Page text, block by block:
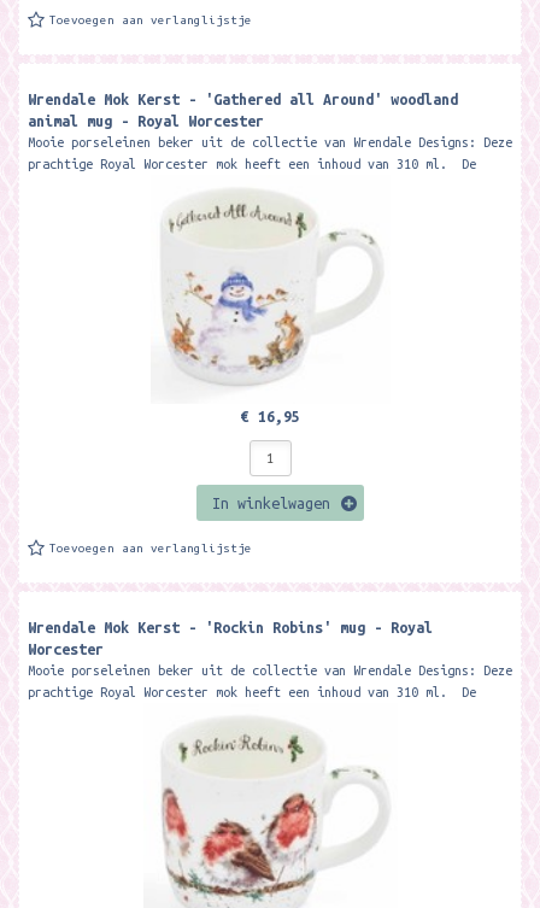
Toevoegen aan verlanglijstje
Wrendale Mok Kerst - 'Gathered all Around' woodland
animal mug - Royal Worcester
Mooie porseleinen beker uit de collectie van Wrendale Designs: Deze
prachtige Royal Worcester mok heeft een inhoud van 310 ml. De
€ 16,95
In winkelwagen
Toevoegen aan verlanglijstje
Wrendale Mok Kerst - 'Rockin Robins' mug - Royal
Worcester
Mooie porseleinen beker uit de collectie van Wrendale Designs: Deze
prachtige Royal Worcester mok heeft een inhoud van 310 ml. De